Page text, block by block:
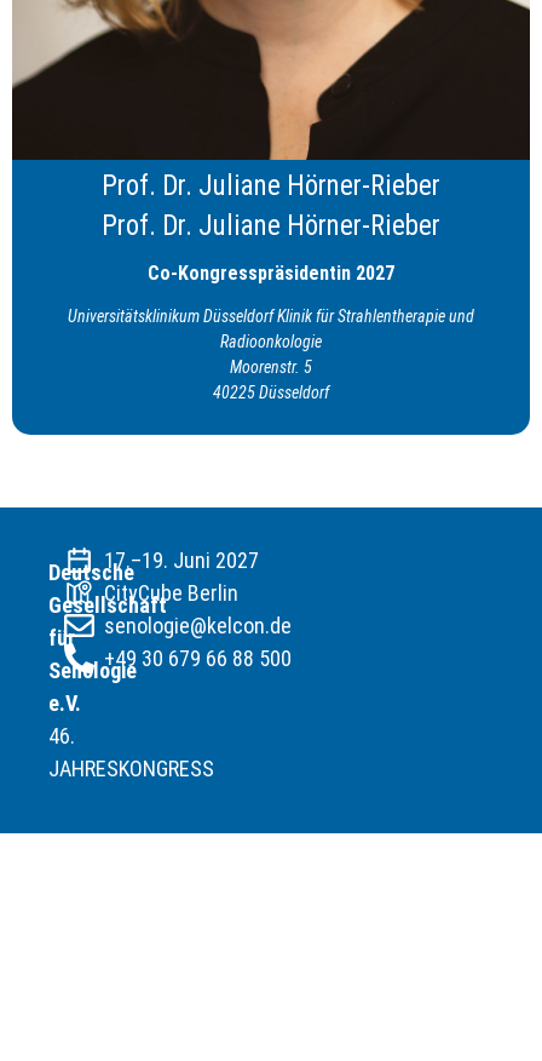
Prof. Dr. Juliane Hörner-Rieber
Prof. Dr. Juliane Hörner-Rieber
Co-Kongresspräsidentin 2027
Universitätsklinikum Düsseldorf Klinik für Strahlentherapie und
Radioonkologie
Moorenstr. 5
40225 Düsseldorf
Deutsche
Gesellschaft
für
Senologie
e.V.
46.
JAHRESKONGRESS
17.–19. Juni 2027
CityCube Berlin
senologie@kelcon.de
+49 30 679 66 88 500